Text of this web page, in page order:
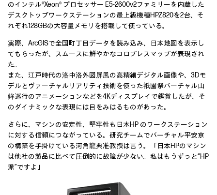
のインテル®Xeon® プロセッサー E5-2600v2ファミリーを内蔵した
デスクトップワークステーションの最上級機種HPZ820を2台、そ
れぞれ128GBの大容量メモリを搭載して使っている。
実際、ArcGISで全国町丁目データを読み込み、日本地図を表示し
てもらったが、スムースに鮮やかなコロプレスマップが表現され
た。
また、江戸時代の洛中洛外図屏風の高精細デジタル画像や、3Dモ
デルとヴァーチャルリアリティ技術を使った祇園祭バーチャル山
鉾巡行のアニメーションなどを4Kディスプレイで鑑賞したが、そ
のダイナミックな表現には目をみはるものがあった。
さらに、マシンの安定性、堅牢性も日本HP のワークステーション
に対する信頼につながっている。研究チームでバーチャル平安京
の構築を手掛けている河角龍典准教授は言う。「日本HPのマシン
は他社の製品に比べて圧倒的に故障が少ない。私はもうずっと“HP
派”ですよ」